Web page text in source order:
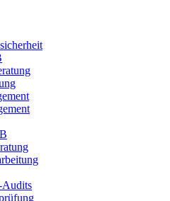
Audits